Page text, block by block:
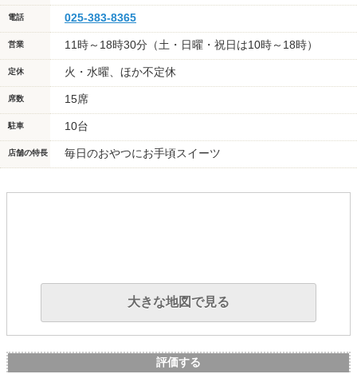
電話 025-383-8365
営業 11時～18時30分（土・日曜・祝日は10時～18時）
定休 火・水曜、ほか不定休
席数 15席
駐車 10台
店舗の特長 毎日のおやつにお手頃スイーツ
大きな地図で見る
評価する